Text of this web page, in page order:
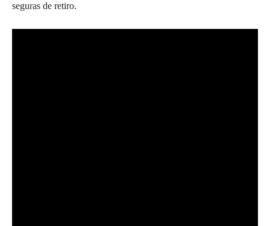
seguras de retiro.